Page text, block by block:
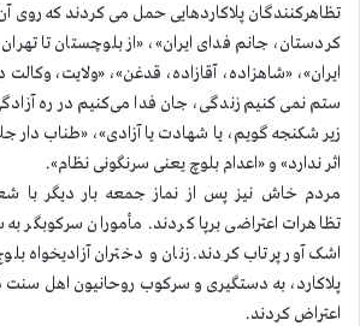
تظاهرکنندگان پلاکاردهایی حمل می کردند که روی آن
کردستان، جانم فدای ایران»، «از بلوچستان تا
ایران»، «شاهزاده،‌ آقازاده، قدغن»، «ولايت،
ستم نمی کنیم زندگی، جان فدا می‌کنیم در ره
زیر شکنجه گویم، یا شهادت یا آزادی»، «طناب دار
اثر ندارد» و «اعدام بلوچ یعنی سرنگونی نظام».
مردم خاش نيز پس از نماز جمعه بار دیگر با
تظاهرات اعتراضی برپا کردند. مأموران سرکوبگر
اشک آور پرتاب کردند. زنان و دختران آزادیخواه
پلاکارد، به دستگیری و سرکوب روحانیون اهل
اعتراض کردند.